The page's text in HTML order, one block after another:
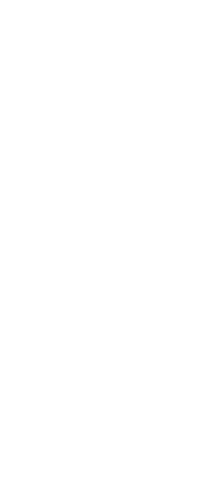
khuẩn (chỉ bệ ngồi)